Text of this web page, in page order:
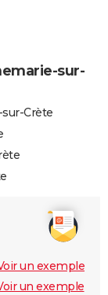
sur-
Crète
un exemple
un exemple